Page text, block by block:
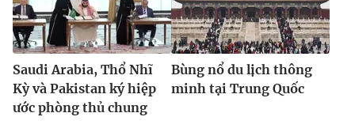
Saudi Arabia, Thổ Nhĩ
Kỳ và Pakistan ký hiệp
ước phòng thủ chung
Bùng nổ du lịch thông
minh tại Trung Quốc